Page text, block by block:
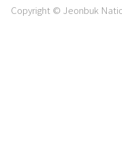
Copyright © Jeonbuk